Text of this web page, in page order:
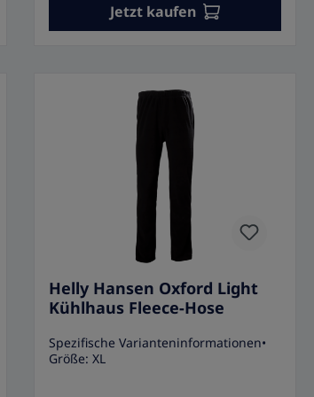
Jetzt kaufen
Helly Hansen Oxford Light
Kühlhaus Fleece-Hose
Spezifische Varianteninformationen•
Größe: XL